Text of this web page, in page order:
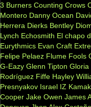
3 Burners Counting Crows
Montero Danny Ocean
Herrera Dierks Bentley
Lynch Echosmith El chapo
Eurythmics Evan Craft
Felipe Pelaez Flume Fools
G-Eazy Glenn Tipton Gloria
Rodríguez Fiffe Hayley
Presnyakov Israel IZ
Cooper Jake Owen James